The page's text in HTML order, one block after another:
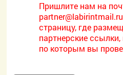
Пришлите нам на
страницу, где
партнерские
по которым вы